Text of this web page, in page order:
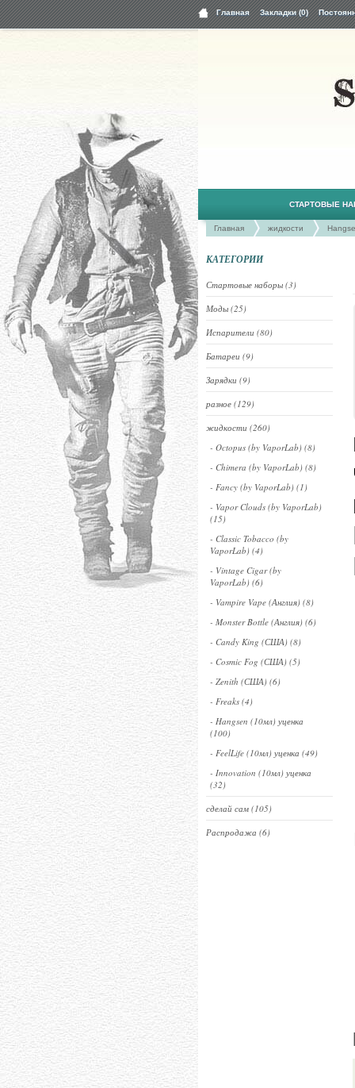
Главная Закладки (0)
СТАРТОВЫЕ
Главная жидкости
КАТЕГОРИИ
Стартовые наборы (3)
Моды (25)
Испарители (80)
Батареи (9)
Зарядки (9)
разное (129)
жидкости (260)
- Octopus (by VaporLab) (8)
- Chimera (by VaporLab) (8)
- Fancy (by VaporLab) (1)
- Vapor Clouds (by VaporLab)
(15)
- Classic Tobacco (by
VaporLab) (4)
- Vintage Cigar (by
VaporLab) (6)
- Vampire Vape (Англия) (8)
- Monster Bottle (Англия) (6)
- Candy King (США) (8)
- Cosmic Fog (США) (5)
- Zenith (США) (6)
- Freaks (4)
- Hangsen (10мл) уценка
(100)
- FeelLife (10мл) уценка (49)
- Innovation (10мл) уценка
(32)
сделай сам (105)
Распродажа (6)